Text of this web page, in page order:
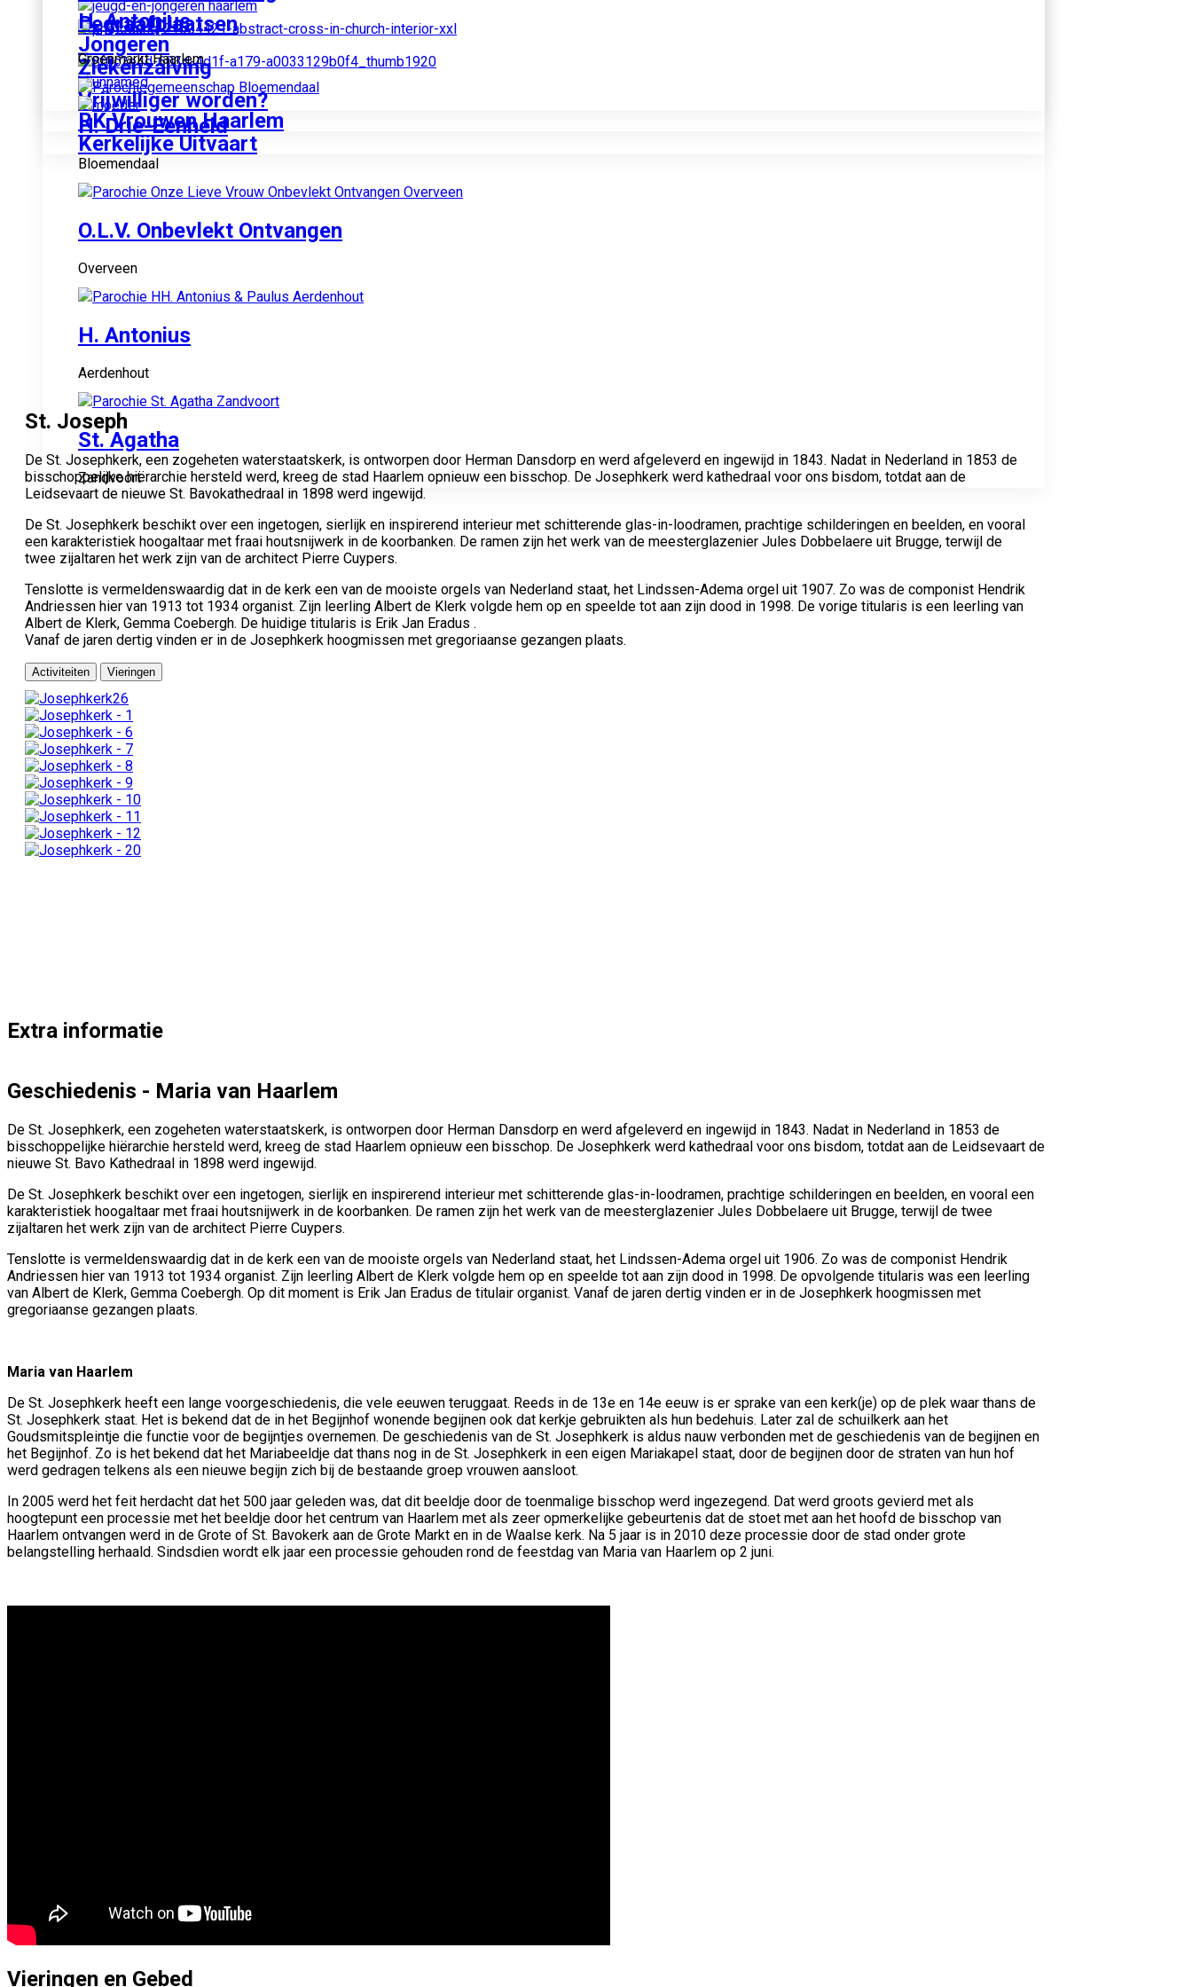
Begraafplaatsen
Vrijwilliger worden?
Jongeren
RK Vrouwen Haarlem
Ziekenzalving
Kerkelijke Uitvaart
H. Antonius
Groenmarkt Haarlem
H. Drie-Eenheid
Bloemendaal
O.L.V. Onbevlekt Ontvangen
Overveen
H. Antonius
Aerdenhout
St. Agatha
Zandvoort
St. Joseph
De St. Josephkerk, een zogeheten waterstaatskerk, is ontworpen door Herman Dansdorp en werd afgeleverd en ingewijd in 1843. Nadat in Nederland in 1853 de
bisschoppelijke hiërarchie hersteld werd, kreeg de stad Haarlem opnieuw een bisschop. De Josephkerk werd kathedraal voor ons bisdom, totdat aan de
Leidsevaart de nieuwe St. Bavokathedraal in 1898 werd ingewijd.
De St. Josephkerk beschikt over een ingetogen, sierlijk en inspirerend interieur met schitterende glas-in-loodramen, prachtige schilderingen en beelden, en vooral
een karakteristiek hoogaltaar met fraai houtsnijwerk in de koorbanken. De ramen zijn het werk van de meesterglazenier Jules Dobbelaere uit Brugge, terwijl de
twee zijaltaren het werk zijn van de architect Pierre Cuypers.
Tenslotte is vermeldenswaardig dat in de kerk een van de mooiste orgels van Nederland staat, het Lindssen-Adema orgel uit 1907. Zo was de componist Hendrik
Andriessen hier van 1913 tot 1934 organist. Zijn leerling Albert de Klerk volgde hem op en speelde tot aan zijn dood in 1998. De vorige titularis is een leerling van
Albert de Klerk, Gemma Coebergh. De huidige titularis is Erik Jan Eradus .
Vanaf de jaren dertig vinden er in de Josephkerk hoogmissen met gregoriaanse gezangen plaats.
Activiteiten Vieringen
Extra informatie
Geschiedenis - Maria van Haarlem
De St. Josephkerk, een zogeheten waterstaatskerk, is ontworpen door Herman Dansdorp en werd afgeleverd en ingewijd in 1843. Nadat in Nederland in 1853 de
bisschoppelijke hiërarchie hersteld werd, kreeg de stad Haarlem opnieuw een bisschop. De Josephkerk werd kathedraal voor ons bisdom, totdat aan de Leidsevaart de
nieuwe St. Bavo Kathedraal in 1898 werd ingewijd.
De St. Josephkerk beschikt over een ingetogen, sierlijk en inspirerend interieur met schitterende glas-in-loodramen, prachtige schilderingen en beelden, en vooral een
karakteristiek hoogaltaar met fraai houtsnijwerk in de koorbanken. De ramen zijn het werk van de meesterglazenier Jules Dobbelaere uit Brugge, terwijl de twee
zijaltaren het werk zijn van de architect Pierre Cuypers.
Tenslotte is vermeldenswaardig dat in de kerk een van de mooiste orgels van Nederland staat, het Lindssen-Adema orgel uit 1906. Zo was de componist Hendrik
Andriessen hier van 1913 tot 1934 organist. Zijn leerling Albert de Klerk volgde hem op en speelde tot aan zijn dood in 1998. De opvolgende titularis was een leerling
van Albert de Klerk, Gemma Coebergh. Op dit moment is Erik Jan Eradus de titulair organist. Vanaf de jaren dertig vinden er in de Josephkerk hoogmissen met
gregoriaanse gezangen plaats.
Maria van Haarlem
De St. Josephkerk heeft een lange voorgeschiedenis, die vele eeuwen teruggaat. Reeds in de 13e en 14e eeuw is er sprake van een kerk(je) op de plek waar thans de
St. Josephkerk staat. Het is bekend dat de in het Begijnhof wonende begijnen ook dat kerkje gebruikten als hun bedehuis. Later zal de schuilkerk aan het
Goudsmitspleintje die functie voor de begijntjes overnemen. De geschiedenis van de St. Josephkerk is aldus nauw verbonden met de geschiedenis van de begijnen en
het Begijnhof. Zo is het bekend dat het Mariabeeldje dat thans nog in de St. Josephkerk in een eigen Mariakapel staat, door de begijnen door de straten van hun hof
werd gedragen telkens als een nieuwe begijn zich bij de bestaande groep vrouwen aansloot.
In 2005 werd het feit herdacht dat het 500 jaar geleden was, dat dit beeldje door de toenmalige bisschop werd ingezegend. Dat werd groots gevierd met als
hoogtepunt een processie met het beeldje door het centrum van Haarlem met als zeer opmerkelijke gebeurtenis dat de stoet met aan het hoofd de bisschop van
Haarlem ontvangen werd in de Grote of St. Bavokerk aan de Grote Markt en in de Waalse kerk. Na 5 jaar is in 2010 deze processie door de stad onder grote
belangstelling herhaald. Sindsdien wordt elk jaar een processie gehouden rond de feestdag van Maria van Haarlem op 2 juni.
Vieringen en Gebed